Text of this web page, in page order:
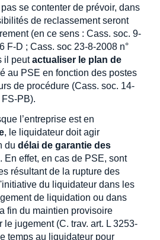
pas se contenter de prévoir, dans
de reclassement seront
(en ce sens : Cass. soc. 9-
F-D ; Cass. soc 23-8-2008 n°
il peutactualiser le plan de
au PSE en fonction des postes
de procédure (Cass. soc. 14-
PB).
l’entreprise est en
, le liquidateur doit agir
du délai de garantie des
. En effet, en cas de PSE, sont
résultant de la rupture des
du liquidateur dans les
de liquidation ou dans
fin du maintien provisoire
jugement (C. trav. art. L 3253-
temps au liquidateur pour